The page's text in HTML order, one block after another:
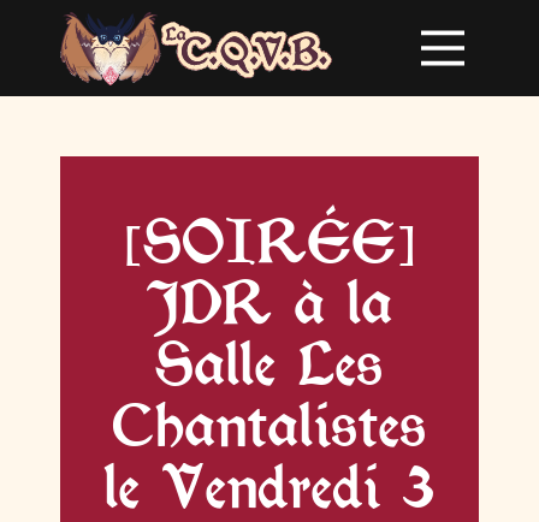
[SOIRÉE]
JDR à la
Salle Les
Chantalistes
le Vendredi 3